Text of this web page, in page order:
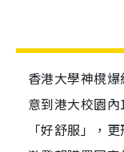
香港大學神櫈
意到港大校園
「好舒服」，